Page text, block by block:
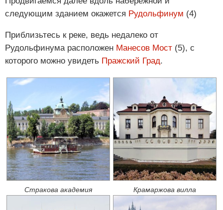
следующим зданием окажется Рудольфинум (4)
Приблизьтесь к реке, ведь недалеко от
Рудольфинума расположен Манесов Мост (5), с
которого можно увидеть Пражский Град.
Стракова академия Крамаржова вилла